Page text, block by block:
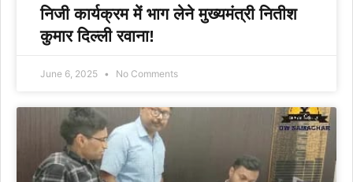
निजी कार्यक्रम में भाग लेने मुख्यमंत्री नितीश
कुमार दिल्ली रवाना!
June 6, 2025 No Comments